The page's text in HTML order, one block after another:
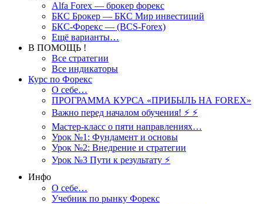
Alfa Forex — брокер форекс
БКС Брокер — БКС Мир инвестиций
БКС-Форекс — (BCS-Forex)
Ещё варианты…
В ПОМОЩЬ !
Все стратегии
Все индикаторы
Курс по Форекс
О себе…
ПРОГРАММА КУРСА «ПРИБЫЛЬ НА FOREX»
Важно перед началом обучения! ⚡ ⚡
Мастер-класс о пяти направлениях…
Урок №1: Фундамент и основы
Урок №2: Внедрение и стратегии
Урок №3 Пути к результату ⚡️
Инфо
О себе…
Учебник по рынку Форекс